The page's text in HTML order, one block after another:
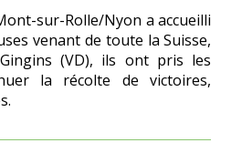
sur-Rolle/Nyon a accueilli
venant de toute la Suisse,
(VD), ils ont pris les
la récolte de victoires,